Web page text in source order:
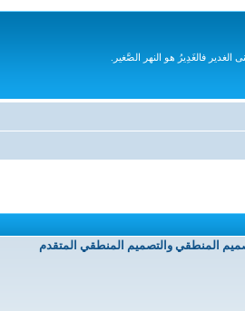
الغدير فالغَدِيرُ هو النهر الصَّغير.
المنطقي والتصميم المنطقي المتقدم